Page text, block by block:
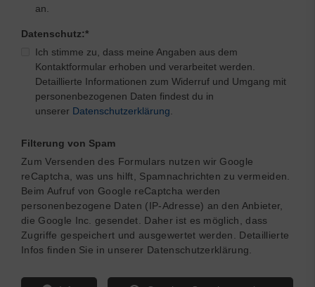
an.
Datenschutz:*
Ich stimme zu, dass meine Angaben aus dem
Kontaktformular erhoben und verarbeitet werden.
Detaillierte Informationen zum Widerruf und Umgang mit
personenbezogenen Daten findest du in
unserer Datenschutzerklärung
Filterung von Spam
Zum Versenden des Formulars nutzen wir Google
reCaptcha, was uns hilft, Spamnachrichten zu vermeiden.
Beim Aufruf von Google reCaptcha werden
personenbezogene Daten (IP-Adresse) an den Anbieter,
die Google Inc. gesendet. Daher ist es möglich, dass
Zugriffe gespeichert und ausgewertet werden. Detaillierte
Infos finden Sie in unserer Datenschutzerklärung.